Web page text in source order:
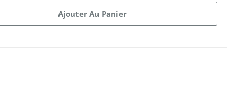
Ajouter Au Panier